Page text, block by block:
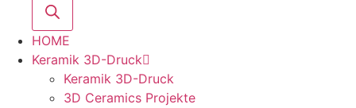
HOME
Keramik 3D-Druck
Keramik 3D-Druck
3D Ceramics Projekte